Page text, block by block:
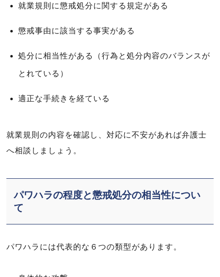
就業規則に懲戒処分に関する規定がある
懲戒事由に該当する事実がある
処分に相当性がある（行為と処分内容のバランスが
とれている）
適正な手続きを経ている
就業規則の内容を確認し、対応に不安があれば弁護士
へ相談しましょう。
パワハラの程度と懲戒処分の相当性につい
て
パワハラには代表的な６つの類型があります。